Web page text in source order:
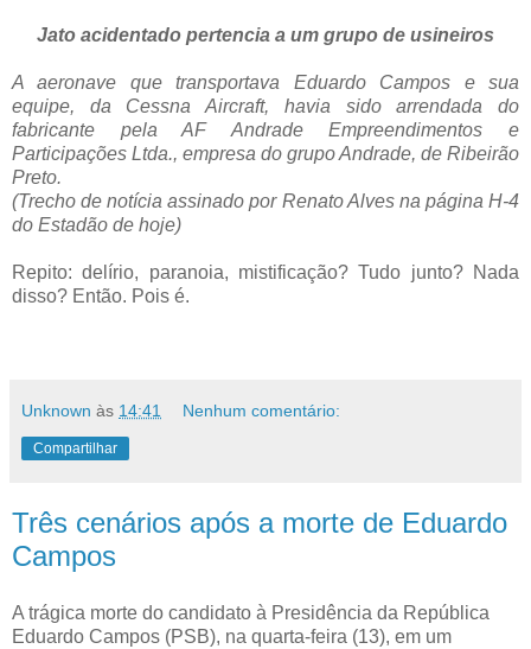
Jato acidentado pertencia a um grupo de usineiros
A aeronave que transportava Eduardo Campos e sua
equipe, da Cessna Aircraft, havia sido arrendada do
fabricante pela AF Andrade Empreendimentos e
Participações Ltda., empresa do grupo Andrade, de Ribeirão
Preto.
(Trecho de notícia assinado por Renato Alves na página H-4
do Estadão de hoje)
Repito: delírio, paranoia, mistificação? Tudo junto? Nada
disso? Então. Pois é.
Unknown às 14:41 Nenhum comentário:
Compartilhar
Três cenários após a morte de Eduardo
Campos
A trágica morte do candidato à Presidência da República
Eduardo Campos (PSB), na quarta-feira (13), em um